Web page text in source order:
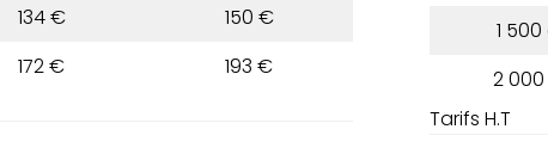
134 €
150 €
172 €
193 €
1 500
2 000
Tarifs H.T